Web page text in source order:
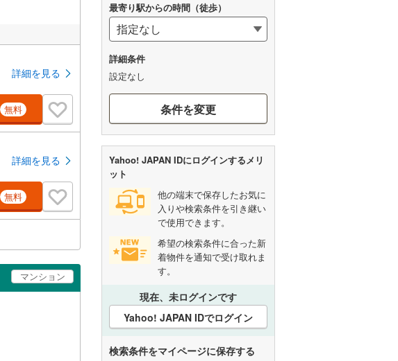
詳細を見る
無料
詳細を見る
無料
マンション
最寄り駅からの時間（徒歩）
詳細条件
設定なし
条件を変更
Yahoo! JAPAN IDにログインするメリ
ット
他の端末で保存したお気に
入りや検索条件を引き継い
で使用できます。
希望の検索条件に合った新
着物件を通知で受け取れま
す。
現在、未ログインです
Yahoo! JAPAN IDでログイン
検索条件をマイページに保存する